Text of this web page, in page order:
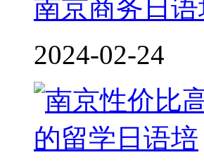
南京商务日
2024-02-24